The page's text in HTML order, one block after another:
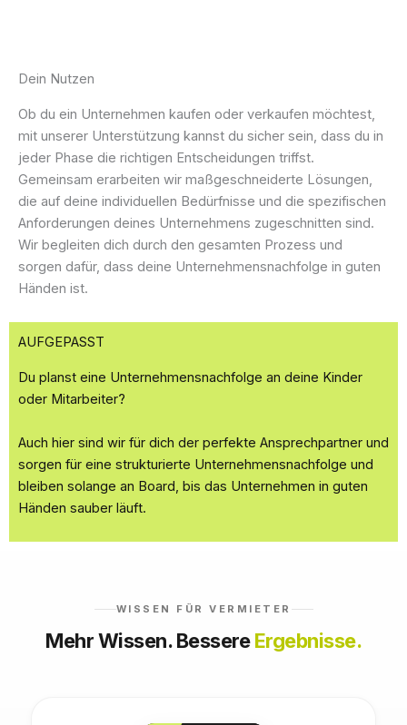
Dein Nutzen
Ob du ein Unternehmen kaufen oder verkaufen möchtest,
mit unserer Unterstützung kannst du sicher sein, dass du in
jeder Phase die richtigen Entscheidungen triffst.
Gemeinsam erarbeiten wir maßgeschneiderte Lösungen,
die auf deine individuellen Bedürfnisse und die spezifischen
Anforderungen deines Unternehmens zugeschnitten sind.
Wir begleiten dich durch den gesamten Prozess und
sorgen dafür, dass deine Unternehmensnachfolge in guten
Händen ist.
AUFGEPASST
Du planst eine Unternehmensnachfolge an deine Kinder
oder Mitarbeiter?
Auch hier sind wir für dich der perfekte Ansprechpartner und
sorgen für eine strukturierte Unternehmensnachfolge und
bleiben solange an Board, bis das Unternehmen in guten
Händen sauber läuft.
WISSEN FÜR VERMIETER
Mehr Wissen. BessereErgebnisse.